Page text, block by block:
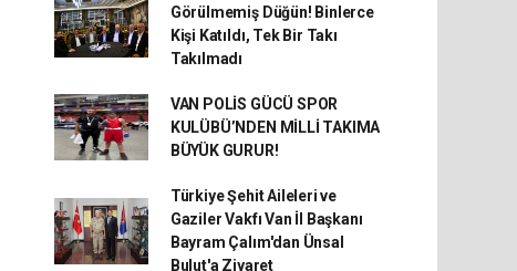
Görülmemiş Düğün! Binlerce
Kişi Katıldı, Tek Bir Takı
Takılmadı
VAN POLİS GÜCÜ SPOR
KULÜBÜ’NDEN MİLLİ TAKIMA
BÜYÜK GURUR!
Türkiye Şehit Aileleri ve
Gaziler Vakfı Van İl Başkanı
Bayram Çalım'dan Ünsal
Bulut'a Ziyaret